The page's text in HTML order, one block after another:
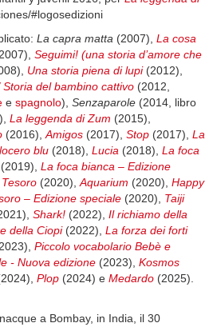
#logosedizioni
La capra matta (2007), La cosa
Seguimi! (una storia d’amore che
Una storia piena di lupi(2012),
del bambino cattivo (2012,
e spagnolo), Senzaparole (2014, libro
La leggenda di Zum (2015),
(2016),Amigos (2017), Stop (2017), La
blu (2018), Lucia (2018), La foca
(2019), La foca bianca – Edizione
Tesoro (2020),Aquarium (2020), Happy
– Edizione speciale (2020), Taiji
Shark! (2022), Il richiamo della
della Ciopi(2022), La forza dei forti
Piccolo vocabolario Bebè e
- Nuova edizione (2023), Kosmos
Plop (2024) e Medardo (2025).
nacque a Bombay, in India, il 30